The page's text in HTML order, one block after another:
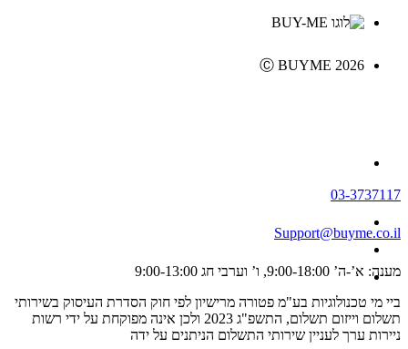
Ⓒ BUYME 2026
03-3737117
Support@buyme.co.il
מענה: א’-ה’ 9:00-18:00, ו’ וערבי חג 9:00-13:00
ביי מי טכנולוגיות בע"מ פטורה מרישיון לפי חוק הסדרת העיסוק בשירותי
תשלום וייזום תשלום, התשפ"ג 2023 ולכן אינה מפוקחת על ידי רשות
ניירות ערך לעניין שירותי התשלום הניתנים על ידה